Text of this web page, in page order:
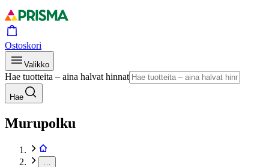
Ostoskori
Valikko
Hae tuotteita – aina halvat hinnat
Hae
Murupolku